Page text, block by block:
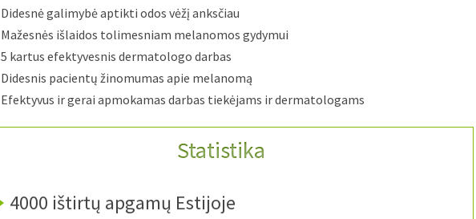
Didesnė galimybė aptikti odos vėžį anksčiau
Mažesnės išlaidos tolimesniam melanomos gydymui
5 kartus efektyvesnis dermatologo darbas
Didesnis pacientų žinomumas apie melanomą
Efektyvus ir gerai apmokamas darbas tiekėjams ir dermatologams
Statistika
4000 ištirtų apgamų Estijoje